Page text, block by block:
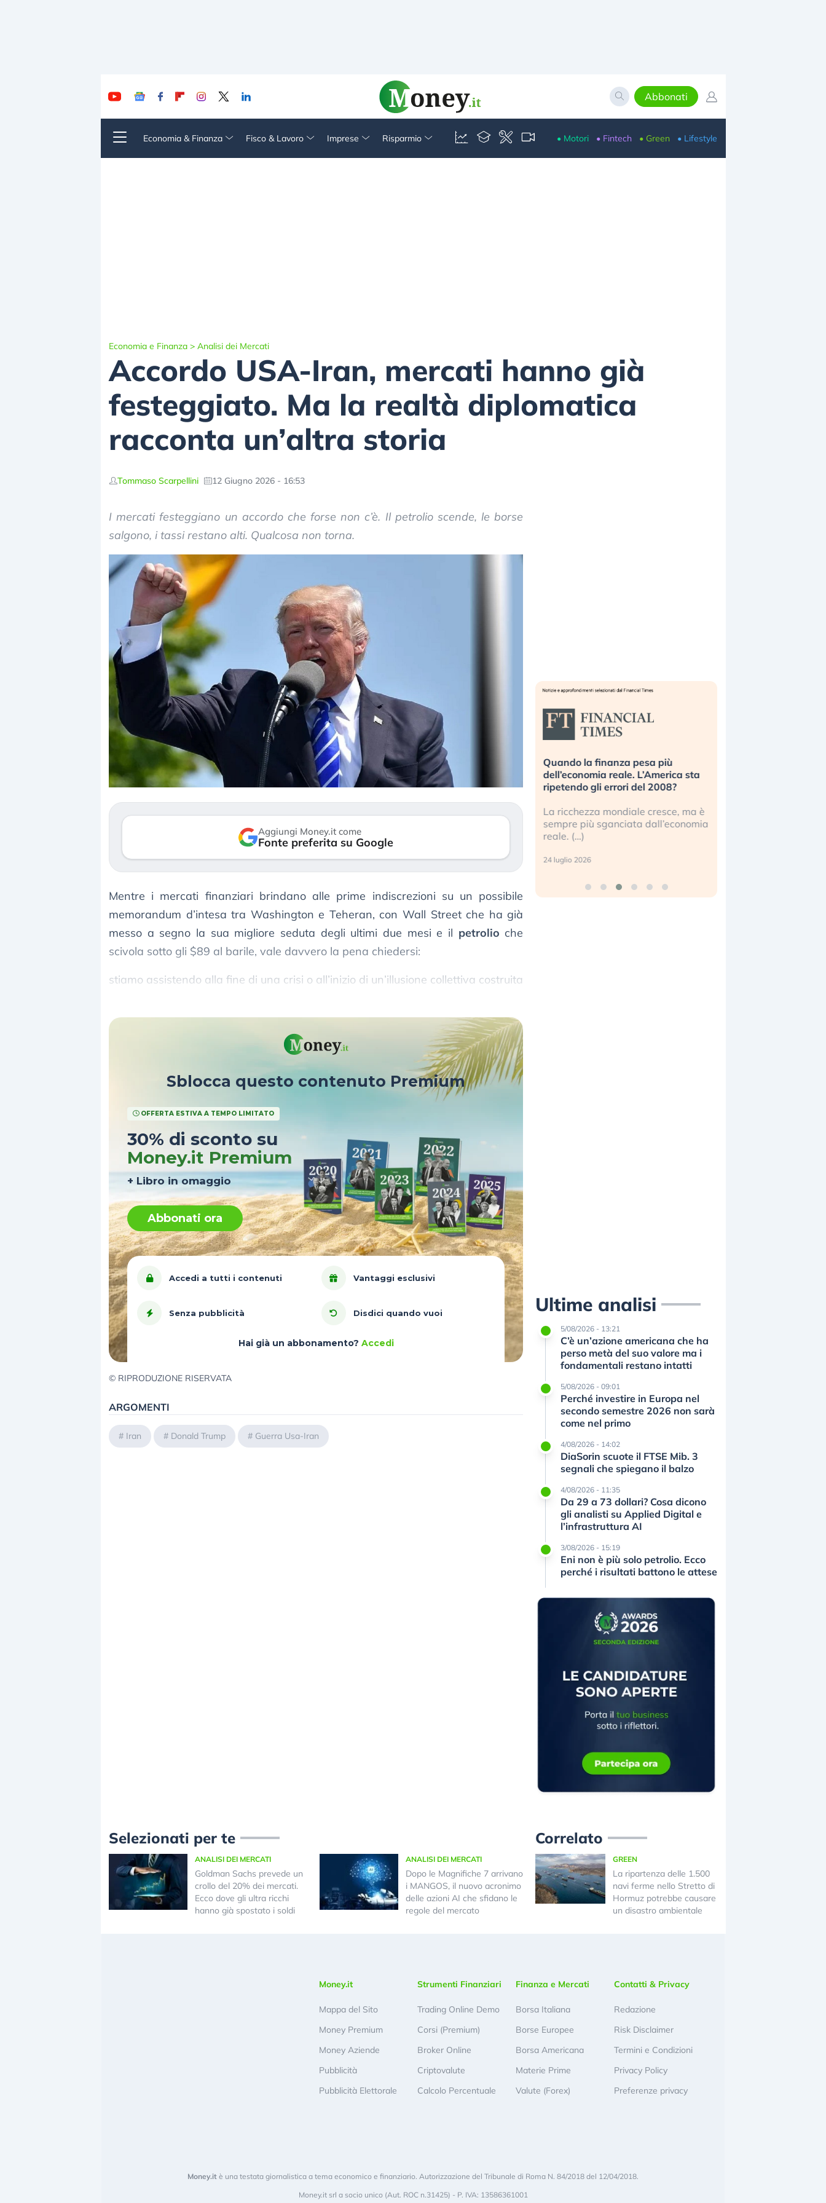
Abbonati
Economia & Finanza Fisco & Lavoro Imprese Risparmio • Motori • Fintech • Green • Lifestyle
Economia e Finanza > Analisi dei Mercati
Accordo USA-Iran, mercati hanno già
festeggiato. Ma la realtà diplomatica
racconta un’altra storia
Tommaso Scarpellini 12 Giugno 2026 - 16:53
I mercati festeggiano un accordo che forse non c’è. Il petrolio scende, le borse
salgono, i tassi restano alti. Qualcosa non torna.
Aggiungi Money.it come
Fonte preferita su Google
Mentre i mercati finanziari brindano alle prime indiscrezioni su un possibile
memorandum d’intesa tra Washington e Teheran, con Wall Street che ha già
messo a segno la sua migliore seduta degli ultimi due mesi e il petrolio che
scivola sotto gli $89 al barile, vale davvero la pena chiedersi:
stiamo assistendo alla fine di una crisi o all’inizio di un’illusione collettiva costruita
Sblocca questo contenuto Premium
OFFERTA ESTIVA A TEMPO LIMITATO
30% di sconto su
Money.it Premium
+ Libro in omaggio
Abbonati ora
Accedi a tutti i contenuti Vantaggi esclusivi
Senza pubblicità Disdici quando vuoi
Hai già un abbonamento? Accedi
© RIPRODUZIONE RISERVATA
ARGOMENTI
# Iran # Donald Trump # Guerra Usa-Iran
Dalle valutazioni estreme alla
correzione. Cosa sta guidando il
repricing degli asset?
3 agosto 2026
«La mia vita è rovinata». Investitori
in preda al panico dopo lo scoppio
della bolla AI
Kospi, mentre gli investitori retail (…)
30 luglio 2026
Quando la finanza pesa più
dell’economia reale. L’America sta
ripetendo gli errori del 2008?
La ricchezza mondiale cresce, ma è
sempre più sganciata dall’economia
reale. (…)
24 luglio 2026
Ultime analisi
5/08/2026 - 13:21
C’è un’azione americana che ha
perso metà del suo valore ma i
fondamentali restano intatti
5/08/2026 - 09:01
Perché investire in Europa nel
secondo semestre 2026 non sarà
come nel primo
4/08/2026 - 14:02
DiaSorin scuote il FTSE Mib. 3
segnali che spiegano il balzo
4/08/2026 - 11:35
Da 29 a 73 dollari? Cosa dicono
gli analisti su Applied Digital e
l’infrastruttura AI
3/08/2026 - 15:19
Eni non è più solo petrolio. Ecco
perché i risultati battono le attese
Selezionati per te
ANALISI DEI MERCATI
Goldman Sachs prevede un
crollo del 20% dei mercati.
Ecco dove gli ultra ricchi
hanno già spostato i soldi
ANALISI DEI MERCATI
Dopo le Magnifiche 7 arrivano
i MANGOS, il nuovo acronimo
delle azioni AI che sfidano le
regole del mercato
Correlato
GREEN
La ripartenza delle 1.500
navi ferme nello Stretto di
Hormuz potrebbe causare
un disastro ambientale
Money.it
Mappa del Sito
Money Premium
Money Aziende
Pubblicità
Pubblicità Elettorale
Strumenti Finanziari
Trading Online Demo
Corsi (Premium)
Broker Online
Criptovalute
Calcolo Percentuale
Finanza e Mercati
Borsa Italiana
Borse Europee
Borsa Americana
Materie Prime
Valute (Forex)
Contatti & Privacy
Redazione
Risk Disclaimer
Termini e Condizioni
Privacy Policy
Preferenze privacy
Money.it è una testata giornalistica a tema economico e finanziario. Autorizzazione del Tribunale di Roma N. 84/2018 del 12/04/2018.
Money.it srl a socio unico (Aut. ROC n.31425) - P. IVA: 13586361001